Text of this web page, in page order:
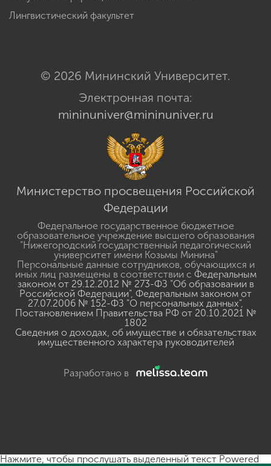
Лингвистический факультет
© 2026 Мининский Университет.
Электронная почта:
mininuniver@mininuniver.ru
Министерство просвещения Российской
Федерации
Федеральное государственное бюджетное
образовательное учреждение высшего образования
"Нижегородский государственный педагогический
университет имени Козьмы Минина"
Персональные данные сотрудников, обучающихся и
иных лиц размещены в соответствии с Федеральным
законом от 29.12.2012 № 273-ФЗ "Об образовании в
Российской Федерации", Федеральным законом от
27.07.2006 № 152-ФЗ "О персональных данных",
Постановлением Правительства РФ от 20.10.2021 №
1802
Сведения о доходах, об имуществе и обязательствах
имущественного характера руководителей
Разработано в
Нажмите, чтобы прослушать выделенный текст Powered